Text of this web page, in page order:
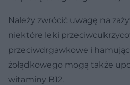
Należy zwrócić uwagę na
niektóre leki
przeciwdrgawkowe i
żołądkowego mogą także
witaminy B12.